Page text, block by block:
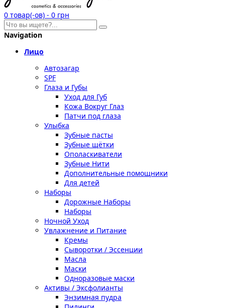
0 товар(-ов) - 0 грн
Navigation
Лицо
Автозагар
SPF
Глаза и Губы
Уход для Губ
Кожа Вокруг Глаз
Патчи под глаза
Улыбка
Зубные пасты
Зубные щётки
Ополаскиватели
Зубные Нити
Дополнительные помощники
Для детей
Наборы
Дорожные Наборы
Наборы
Ночной Уход
Увлажнение и Питание
Кремы
Сыворотки / Эссенции
Масла
Маски
Одноразовые маски
Активы / Эксфолианты
Энзимная пудра